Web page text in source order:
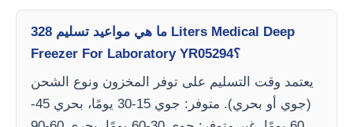
ما هي مواعيد تسليم 328 Liters Medical Deep
Freezer For Laboratory YR05294؟
يعتمد وقت التسليم على توفر المخزون ونوع الشحن
(جوي أو بحري). متوفر: جوي 15-30 يومًا، بحري 45-